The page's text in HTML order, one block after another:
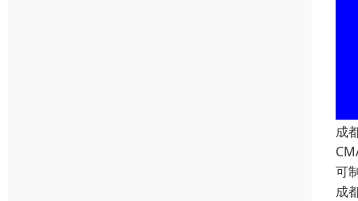
成
可
成